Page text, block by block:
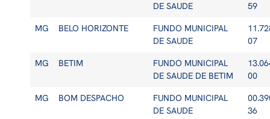
DE SAUDE
59
MG BELO HORIZONTE
FUNDO MUNICIPAL
DE SAUDE
07
MG BETIM
FUNDO MUNICIPAL
DE SAUDE DE BETIM
00
MG BOM DESPACHO
FUNDO MUNICIPAL
DE SAUDE
36